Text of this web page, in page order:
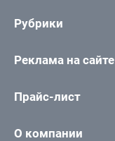
Рубрики
Реклама на сайте
Прайс-лист
О компании